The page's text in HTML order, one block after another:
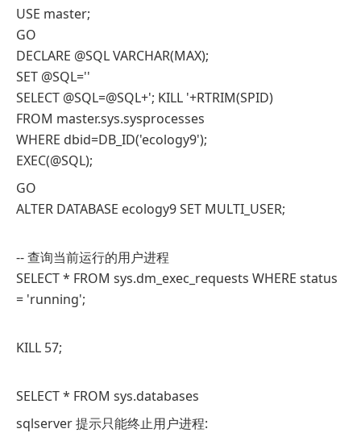
USE master;
GO
DECLARE @SQL VARCHAR(MAX);
SET @SQL=''
SELECT @SQL=@SQL+'; KILL '+RTRIM(SPID)
FROM master.sys.sysprocesses
WHERE dbid=DB_ID('ecology9');
EXEC(@SQL);
GO
ALTER DATABASE ecology9 SET MULTI_USER;
-- 查询当前运行的用户进程
SELECT * FROM sys.dm_exec_requests WHERE status
= 'running';
KILL 57;
SELECT * FROM sys.databases
sqlserver 提示只能终止用户进程: